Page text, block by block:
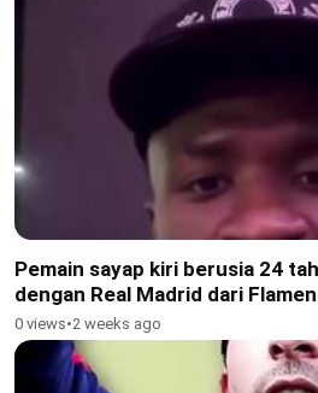
Pemain sayap kiri berusia 24
dengan Real Madrid dari
transfer €45 juta
0 views•2 weeks ago